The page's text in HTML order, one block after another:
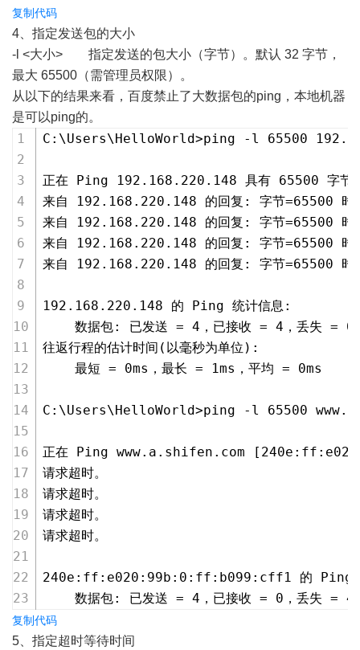
复制代码
4、指定发送包的大小
-l <大小> 指定发送的包大小（字节）。默认 32 字节，
最大 65500（需管理员权限）。
从以下的结果来看，百度禁止了大数据包的ping，本地机器
是可以ping的。
C:\Users\HelloWorld>ping -l 65500
正在 Ping 192.168.220.148 具有 65500 字节
来自 192.168.220.148 的回复: 字节=65500 时
来自 192.168.220.148 的回复: 字节=65500 时
来自 192.168.220.148 的回复: 字节=65500 时
来自 192.168.220.148 的回复: 字节=65500 时
192.168.220.148 的 Ping 统计信息:
数据包: 已发送 = 4，已接收 = 4，丢失 =
往返行程的估计时间(以毫秒为单位):
    最短 = 0ms，最长 = 1ms，平均 = 0ms
C:\Users\HelloWorld>ping -l 65500
正在 Ping www.a.shifen.com
请求超时。
请求超时。
请求超时。
请求超时。
240e:ff:e020:99b:0:ff:b099:cff1 的 Ping
数据包: 已发送 = 4，已接收 = 0，丢失 =
复制代码
5、指定超时等待时间